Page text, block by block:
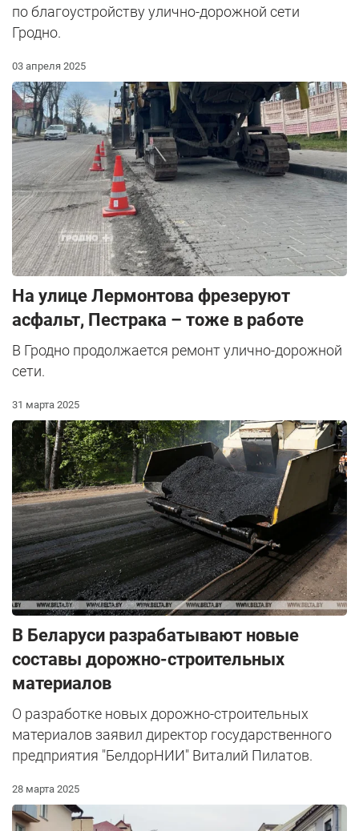
по благоустройству улично-дорожной сети
Гродно.
03 апреля 2025
На улице Лермонтова фрезеруют
асфальт, Пестрака – тоже в работе
В Гродно продолжается ремонт улично-дорожной
сети.
31 марта 2025
В Беларуси разрабатывают новые
составы дорожно-строительных
материалов
О разработке новых дорожно-строительных
материалов заявил директор государственного
предприятия "БелдорНИИ" Виталий Пилатов.
28 марта 2025